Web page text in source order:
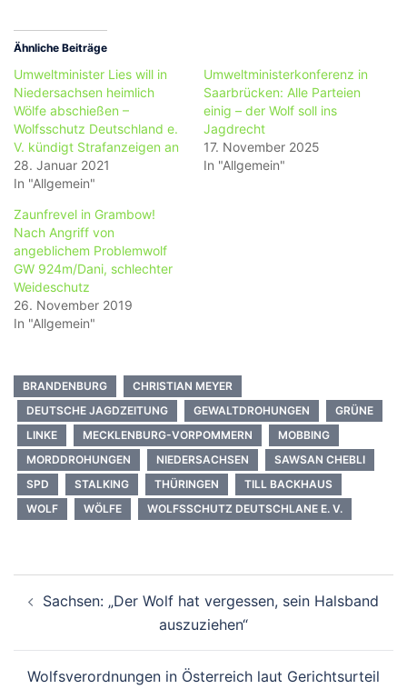
Ähnliche Beiträge
Umweltminister Lies will in
Niedersachsen heimlich
Wölfe abschießen –
Wolfsschutz Deutschland e.
V. kündigt Strafanzeigen an
28. Januar 2021
In "Allgemein"
Umweltministerkonferenz in
Saarbrücken: Alle Parteien
einig – der Wolf soll ins
Jagdrecht
17. November 2025
In "Allgemein"
Zaunfrevel in Grambow!
Nach Angriff von
angeblichem Problemwolf
GW 924m/Dani, schlechter
Weideschutz
26. November 2019
In "Allgemein"
BRANDENBURG
CHRISTIAN MEYER
DEUTSCHE JAGDZEITUNG
GEWALTDROHUNGEN
GRÜNE
LINKE
MECKLENBURG-VORPOMMERN
MOBBING
MORDDROHUNGEN
NIEDERSACHSEN
SAWSAN CHEBLI
SPD
STALKING THÜRINGEN
TILL BACKHAUS
WOLF
WÖLFE WOLFSSCHUTZ DEUTSCHLANE E. V.
Sachsen: „Der Wolf hat vergessen, sein Halsband
auszuziehen“
Wolfsverordnungen in Österreich laut Gerichtsurteil